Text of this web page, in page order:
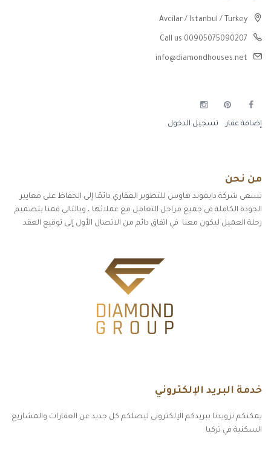
Avcilar / Istanbul / Turkey
Call us 00905075090207
info@diamondhouses.net
إضافة عقار تسجيل الدخول
من نحن
تسعى شركة دايموند هاوس للتطوير العقاري دائمًا إلى الحفاظ على معايير
الجودة الكاملة في جميع مراحل التعامل مع عملائها ، وبالتالي قمنا بتصميم
رحلة العميل ليكون معنا في اتفاق دائم من الاتصال الأول إلى توقيع العقد
خدمة البريد الإلكتروني
يمكنكم تزويدنا ببريدكم الإلكتروني ليصلكم كل جديد عن العقارات والمشاريع
السكنية في تركيا